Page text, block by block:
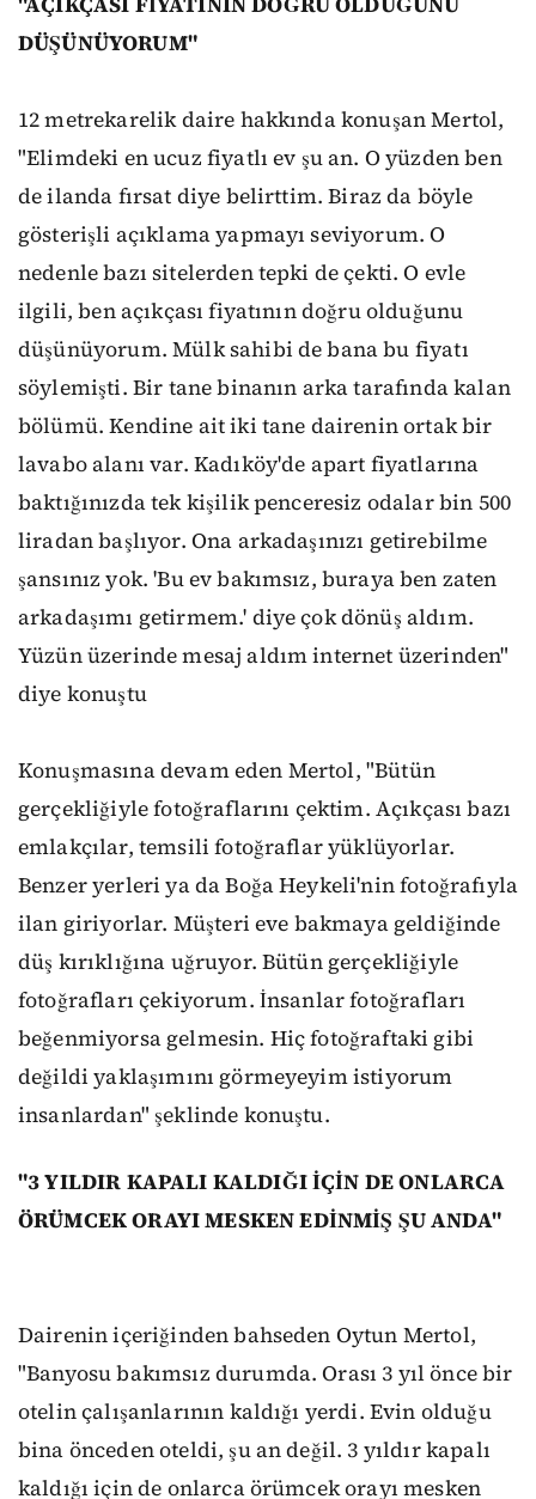
DÜŞÜNÜYORUM"
12 metrekarelik daire hakkında konuşan Mertol,
"Elimdeki en ucuz fiyatlı ev şu an. O yüzden ben
de ilanda fırsat diye belirttim. Biraz da böyle
gösterişli açıklama yapmayı seviyorum. O
nedenle bazı sitelerden tepki de çekti. O evle
ilgili, ben açıkçası fiyatının doğru olduğunu
düşünüyorum. Mülk sahibi de bana bu fiyatı
söylemişti. Bir tane binanın arka tarafında kalan
bölümü. Kendine ait iki tane dairenin ortak bir
lavabo alanı var. Kadıköy'de apart fiyatlarına
baktığınızda tek kişilik penceresiz odalar bin 500
liradan başlıyor. Ona arkadaşınızı getirebilme
şansınız yok. 'Bu ev bakımsız, buraya ben zaten
arkadaşımı getirmem.' diye çok dönüş aldım.
Yüzün üzerinde mesaj aldım internet üzerinden"
diye konuştu
Konuşmasına devam eden Mertol, "Bütün
gerçekliğiyle fotoğraflarını çektim. Açıkçası bazı
emlakçılar, temsili fotoğraflar yüklüyorlar.
Benzer yerleri ya da Boğa Heykeli'nin fotoğrafıyla
ilan giriyorlar. Müşteri eve bakmaya geldiğinde
düş kırıklığına uğruyor. Bütün gerçekliğiyle
fotoğrafları çekiyorum. İnsanlar fotoğrafları
beğenmiyorsa gelmesin. Hiç fotoğraftaki gibi
değildi yaklaşımını görmeyeyim istiyorum
insanlardan" şeklinde konuştu.
"3 YILDIR KAPALI KALDIĞI İÇİN DE ONLARCA
ÖRÜMCEK ORAYI MESKEN EDİNMİŞ ŞU ANDA"
Dairenin içeriğinden bahseden Oytun Mertol,
"Banyosu bakımsız durumda. Orası 3 yıl önce bir
otelin çalışanlarının kaldığı yerdi. Evin olduğu
bina önceden oteldi, şu an değil. 3 yıldır kapalı
kaldığı için de onlarca örümcek orayı mesken